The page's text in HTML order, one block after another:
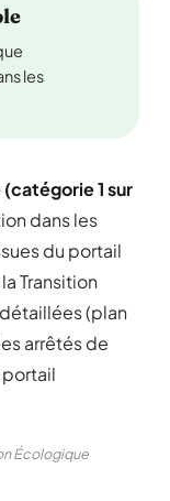
les
1 sur
dans les
du portail
Transition
(plan
arrêtés de
Écologique